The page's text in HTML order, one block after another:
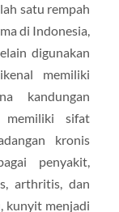
satu rempah
di Indonesia,
digunakan
memiliki
kandungan
memiliki sifat
kronis
penyakit,
arthritis, dan
kunyit menjadi